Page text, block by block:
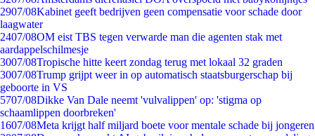
2907/08Kabinet geeft bedrijven geen compensatie voor schade door
laagwater
2407/08OM eist TBS tegen verwarde man die agenten stak met
aardappelschilmesje
3007/08Tropische hitte keert zondag terug met lokaal 32 graden
3007/08Trump grijpt weer in op automatisch staatsburgerschap bij
geboorte in VS
5707/08Dikke Van Dale neemt 'vulvalippen' op: 'stigma op
schaamlippen doorbreken'
1607/08Meta krijgt half miljard boete voor mentale schade bij jongeren